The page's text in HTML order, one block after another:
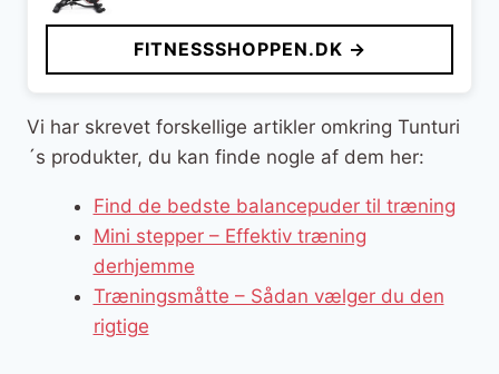
pris
var:
7.999 kr..
pris
er:
5.999 kr..
FITNESSSHOPPEN.DK →
Vi har skrevet forskellige artikler omkring Tunturi
´s produkter, du kan finde nogle af dem her:
Find de bedste balancepuder til træning
Mini stepper – Effektiv træning
derhjemme
Træningsmåtte – Sådan vælger du den
rigtige